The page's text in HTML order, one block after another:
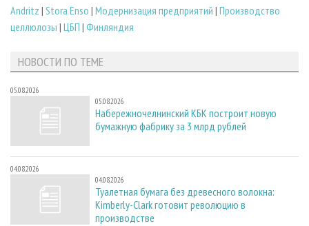
Andritz | Stora Enso | Модернизация предприятий | Производство
целлюлозы | ЦБП | Финляндия
НОВОСТИ ПО ТЕМЕ
05.08.2026
05.08.2026
Набережночелнинский КБК построит новую
бумажную фабрику за 3 млрд рублей
04.08.2026
04.08.2026
Туалетная бумага без древесного волокна:
Kimberly-Clark готовит революцию в
производстве